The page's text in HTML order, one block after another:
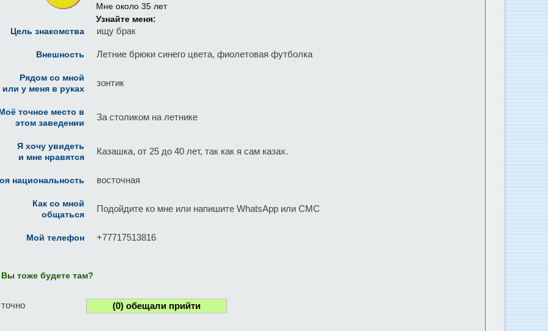
Мне около 35 лет
Узнайте меня:
Цель знакомства
ищу брак
Внешность Летние брюки синего цвета, фиолетовая футболка
Рядом со мной
или у меня в руках
зонтик
точное место в
этом заведении
За столиком на летнике
Я хочу увидеть
и мне нравятся
Казашка, от 25 до 40 лет, так как я сам казах.
национальность восточная
Как со мной
общаться
Подойдите ко мне или напишите WhatsApp или СМС
Мой телефон +77717513816
Вы тоже будете там?
(0) обещали прийти